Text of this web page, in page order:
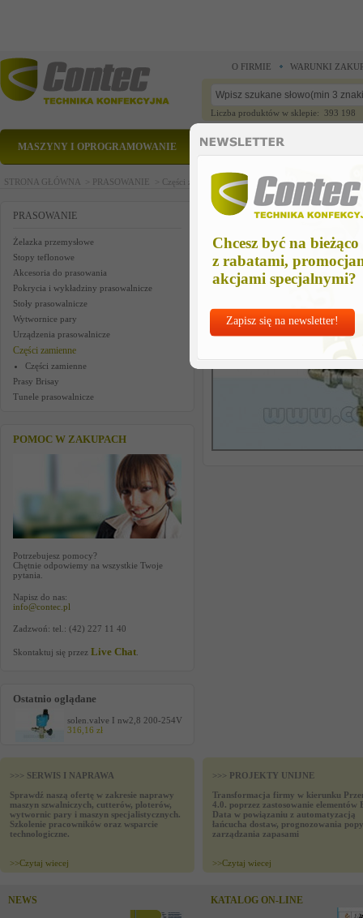
Chcesz być na bieżąco
z rabatami,
akcjami specjalnymi?
Zapisz się na newsletter!
O FIRMIE WARUNKI
Liczba produktów w sklepie: 393 198
MASZYNY I OPROGRAMOWANIE CZĘŚCI ZAMIENNE
STRONA GŁÓWNA > PRASOWANIE > Części zamienne > solen.valve I nw2,8 200-254V
PRASOWANIE
Żelazka przemysłowe
Stopy teflonowe
Akcesoria do prasowania
Pokrycia i wykładziny prasowalnicze
Stoły prasowalnicze
Wytwornice pary
Urządzenia prasowalnicze
Części zamienne
Części zamienne
Prasy Brisay
Tunele prasowalnicze
POMOC W ZAKUPACH
Potrzebujesz pomocy?
Chętnie odpowiemy na wszystkie Twoje
pytania.
Napisz do nas:
info@contec.pl
Zadzwoń: tel.: (42) 227 11 40
Skontaktuj się przez Live Chat
Ostatnio oglądane
solen.valve I nw2,8 200-254V
316,16 zł
solen.valve I nw2,8 200-254V
>>> SERWIS I NAPRAWA
Sprawdź naszą ofertę w zakresie naprawy
maszyn szwalniczych, cutterów, ploterów,
wytwornic pary i maszyn specjalistycznych.
Szkolenie pracowników oraz wsparcie
technologiczne.
>>Czytaj wiecej
>>> PROJEKTY UNIJNE
Transformacja firmy w kierunku
4.0. poprzez zastosowanie elementów
Data w powiązaniu z automatyzacją
łańcucha dostaw, prognozowania
zarządzania zapasami
>>Czytaj wiecej
NEWS KATALOG ON-LINE